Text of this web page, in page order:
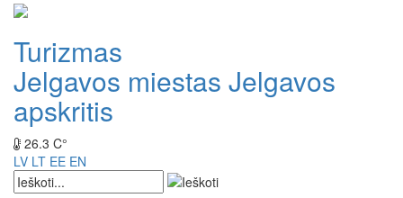
Turizmas
Jelgavos miestas Jelgavos
apskritis
26.3 C°
LV LT EE EN